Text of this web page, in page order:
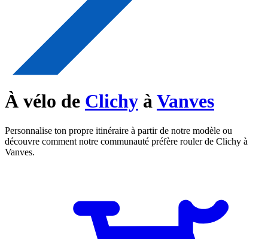
À vélo de Clichy à Vanves
Personnalise ton propre itinéraire à partir de notre modèle ou
découvre comment notre communauté préfère rouler de Clichy à
Vanves.